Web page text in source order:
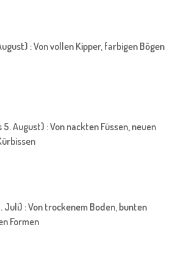
: Von vollen Kipper, farbigen Bögen
August) : Von nackten Füssen, neuen
Juli) : Von trockenem Boden, bunten
Formen